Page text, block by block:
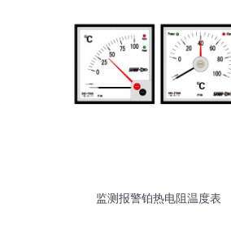
监测报警铂热电阻温度表